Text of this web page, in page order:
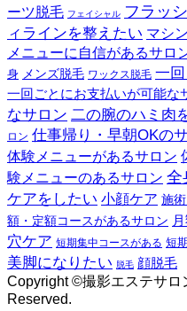
ーツ脱毛 フェイシャル フラッ
ィラインを整えたい マシ
メニューに自信があるサロ
身 メンズ脱毛 ワックス脱毛 一
一回ごとにお支払いが可能な
なサロン 二の腕のハミ肉
ロン 仕事帰り・早朝OKの
体験メニューがあるサロン
験メニューのあるサロン 全
ケアをしたい 小顔ケア 施
額・定額コースがあるサロン
穴ケア 短期集中コースがある 短
美脚になりたい 脱毛 顔脱毛
Copyright ©撮影エステサロ
Reserved.